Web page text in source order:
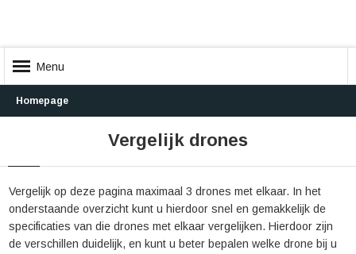
Menu
Homepage
Vergelijk drones
Vergelijk op deze pagina maximaal 3 drones met elkaar. In het
onderstaande overzicht kunt u hierdoor snel en gemakkelijk de
specificaties van die drones met elkaar vergelijken. Hierdoor zijn
de verschillen duidelijk, en kunt u beter bepalen welke drone bij u